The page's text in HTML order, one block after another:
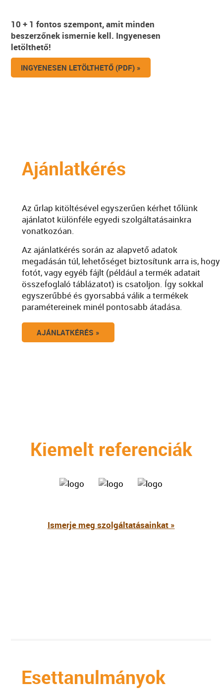
10 + 1 fontos szempont, amit minden
beszerzőnek ismernie kell. Ingyenesen
letölthető!
INGYENESEN LETÖLTHETŐ (PDF) »
Ajánlatkérés
Az űrlap kitöltésével egyszerűen kérhet tőlünk
ajánlatot különféle egyedi szolgáltatásainkra
vonatkozóan.
Az ajánlatkérés során az alapvető adatok
megadásán túl, lehetőséget biztosítunk arra is, hogy
fotót, vagy egyéb fájlt (például a termék adatait
összefoglaló táblázatot) is csatoljon. Így sokkal
egyszerűbbé és gyorsabbá válik a termékek
paramétereinek minél pontosabb átadása.
AJÁNLATKÉRÉS »
Kiemelt referenciák
Ismerje meg szolgáltatásainkat »
Esettanulmányok